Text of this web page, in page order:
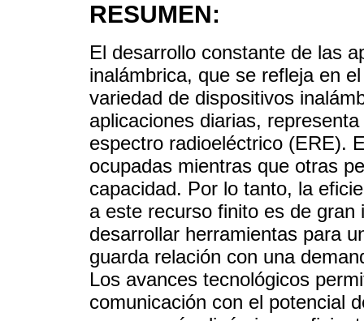
RESUMEN:
El desarrollo constante de las
inalámbrica, que se refleja en
variedad de dispositivos
aplicaciones diarias,
espectro radioeléctrico (ERE).
ocupadas mientras que otras
capacidad. Por lo tanto, la
a este recurso finito es de
desarrollar herramientas para
guarda relación con una
Los avances tecnológicos
comunicación con el potencial